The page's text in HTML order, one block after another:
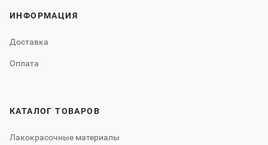
ИНФОРМАЦИЯ
Доставка
Оплата
КАТАЛОГ ТОВАРОВ
Лакокрасочные материалы